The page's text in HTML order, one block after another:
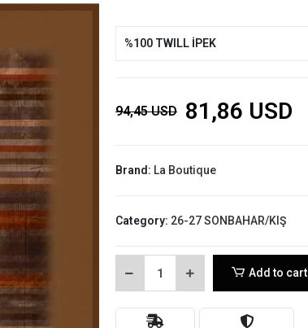
%100 TWILL İPEK
94,45 USD 81,86 USD
Brand: La Boutique
Category: 26-27 SONBAHAR/KIŞ
Add to cart